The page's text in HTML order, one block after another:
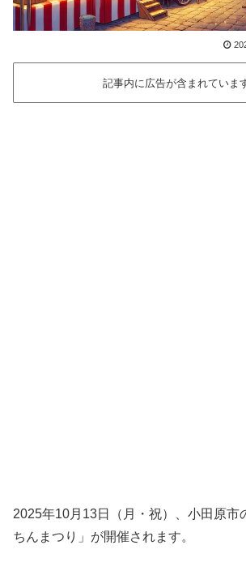
記事内に広告が含まれています
2025年10月13日（月・祝）、小田原市
ちんまつり」が開催されます。